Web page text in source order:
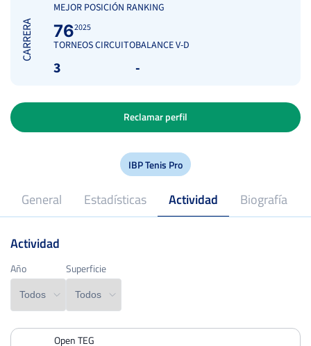
CARRERA
MEJOR POSICIÓN RANKING
762025
TORNEOS CIRCUITO
3
BALANCE V-D
-
IBP Tenis Pro
General Estadísticas Actividad Biografía
Reclamar perfil
Profesional desde
Año Superficie
PERDIDOS
Actividad
Año Superficie
Open TEG